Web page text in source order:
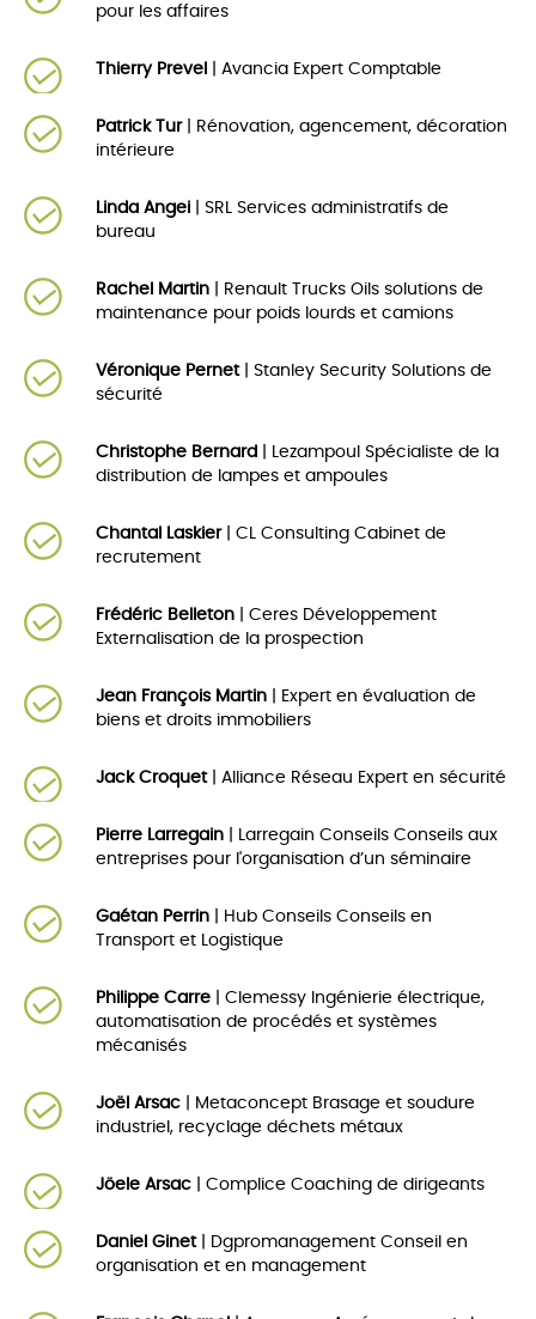
pour les affaires
Thierry Prevel | Avancia Expert Comptable
Patrick Tur| Rénovation, agencement, décoration
intérieure
Linda Angei | SRL Services administratifs de
bureau
Rachel Martin | Renault Trucks Oils solutions de
maintenance pour poids lourds et camions
Véronique Pernet| Stanley Security Solutions de
sécurité
Christophe Bernard | Lezampoul Spécialiste de la
distribution de lampes et ampoules
Chantal Laskier| CL Consulting Cabinet de
recrutement
Frédéric Belleton | Ceres Développement
Externalisation de la prospection
Jean François Martin | Expert en évaluation de
biens et droits immobiliers
Jack Croquet| Alliance Réseau Expert en sécurité
Pierre Larregain | Larregain Conseils Conseils aux
entreprises pour l'organisation d’un séminaire
Gaétan Perrin | Hub Conseils Conseils en
Transport et Logistique
Philippe Carre | Clemessy Ingénierie électrique,
automatisation de procédés et systèmes
mécanisés
Joël Arsac | Metaconcept Brasage et soudure
industriel, recyclage déchets métaux
Jöele Arsac | Complice Coaching de dirigeants
Daniel Ginet| Dgpromanagement Conseil en
organisation et en management